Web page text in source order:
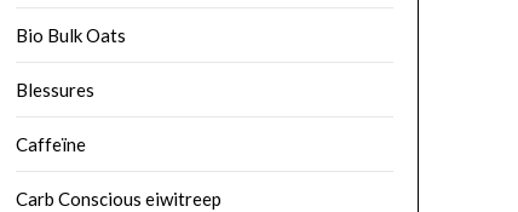
Bio Bulk Oats
Blessures
Caffeïne
Carb Conscious eiwitreep